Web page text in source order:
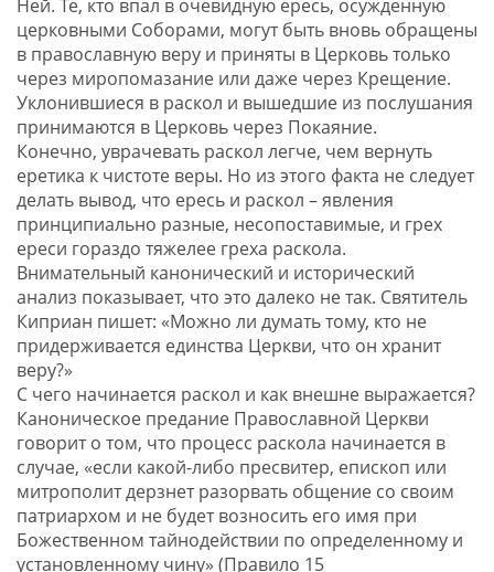
Ней. Те, кто впал в очевидную ересь, осужденную
церковными Соборами, могут быть вновь обращены
в православную веру и приняты в Церковь только
через миропомазание или даже через Крещение.
Уклонившиеся в раскол и вышедшие из послушания
принимаются в Церковь через Покаяние.
Конечно, уврачевать раскол легче, чем вернуть
еретика к чистоте веры. Но из этого факта не следует
делать вывод, что ересь и раскол – явления
принципиально разные, несопоставимые, и грех
ереси гораздо тяжелее греха раскола.
Внимательный канонический и исторический
анализ показывает, что это далеко не так. Святитель
Киприан пишет: «Можно ли думать тому, кто не
придерживается единства Церкви, что он хранит
веру?»
С чего начинается раскол и как внешне выражается?
Каноническое предание Православной Церкви
говорит о том, что процесс раскола начинается в
случае, «если какой-либо пресвитер, епископ или
митрополит дерзнет разорвать общение со своим
патриархом и не будет возносить его имя при
Божественном тайнодействии по определенному и
установленному чину» (Правило 15